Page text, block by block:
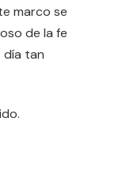
marco se
de la fe
día tan